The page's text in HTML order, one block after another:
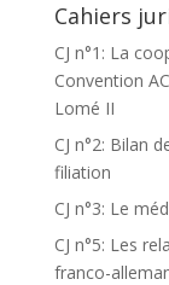
Cahiers
CJ n°1: La
Convention
Lomé II
CJ n°2: Bilan
filiation
CJ n°3: Le
CJ n°5: Les
franco-